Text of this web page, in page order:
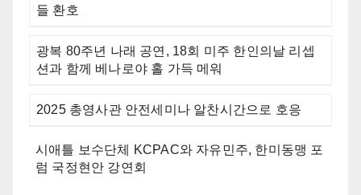
들 환호
광복 80주년 나래 공연, 18회 미주 한인의날 리셉
션과 함께 베나로야 홀 가득 메워
2025 총영사관 안전세미나 알찬시간으로 호응
시애틀 보수단체 KCPAC와 자유민주, 한미동맹 포
럼 국정현안 강연회